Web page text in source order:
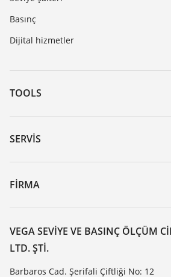
Basınç
Dijital hizmetler
TOOLS
Download’lar
Seri numarası girerek cihaz arama
DTM Collection/PACTware
SERVIS
Cihazının geri gönderimi
Seminerler
Dirençlilik listesi
Dielektrisite listesi
TeamViewer
FIRMA
VEGA hakkında
Iletisim
Haber makaleleri
Basin
VEGA SEVIYE VE BASINÇ ÖLÇÜM
LTD. ŞTI.
Barbaros Cad. Şerifali Çiftliği No: 12